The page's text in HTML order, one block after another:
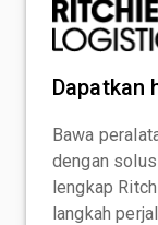
Dapatkan
Bawa
dengan
lengkap
langkah